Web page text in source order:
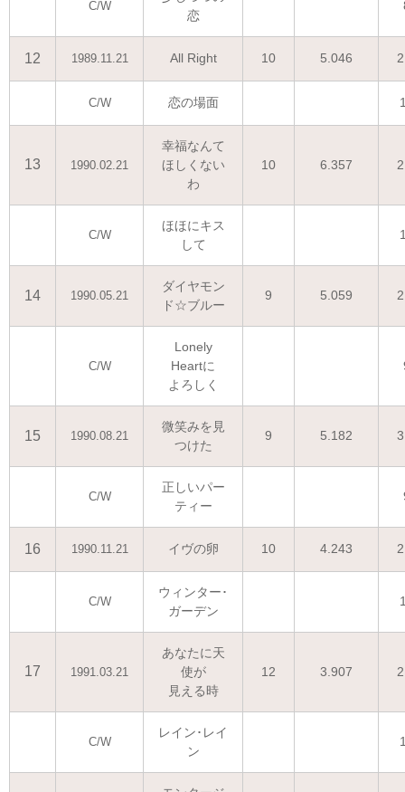
C/W
恋
12 1989.11.21 All Right 10 5.046
C/W 恋の場面
13 1990.02.21
幸福なんて
ほしくない
わ
10 6.357
C/W
ほほにキス
して
14 1990.05.21
ダイヤモン
ド☆ブルー
9 5.059
C/W
Lonely
Heartに
よろしく
15 1990.08.21
微笑みを見
つけた
9 5.182
C/W
正しいパー
ティー
16 1990.11.21 イヴの卵 10 4.243
C/W
ウィンター･
ガーデン
17 1991.03.21
あなたに天
使が
見える時
12 3.907
C/W
レイン･レイ
ン